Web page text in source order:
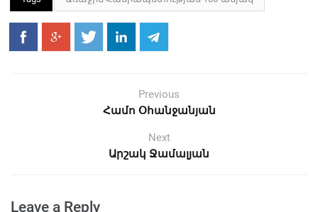
Previous
Համո Օհանջանյան
Next
Արշակ Ջամալյան
Leave a Reply